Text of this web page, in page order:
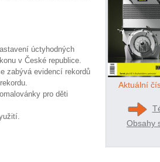
úctyhodných
v České republice.
zabývá evidencí rekordů
pro děti
Aktuální
Obsahy